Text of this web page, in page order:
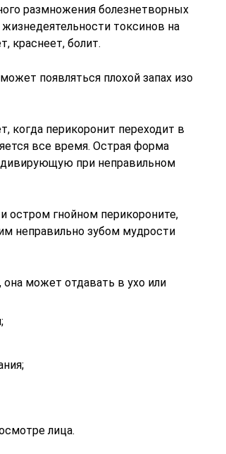
размножения болезнетворных
токсинов на
краснеет, болит.
появляться плохой запах изо
когда перикоронит переходит в
все время. Острая форма
при неправильном
остром гнойном перикороните,
неправильно зубом мудрости
она может отдавать в ухо или
лица.